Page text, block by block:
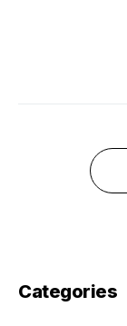
Categories